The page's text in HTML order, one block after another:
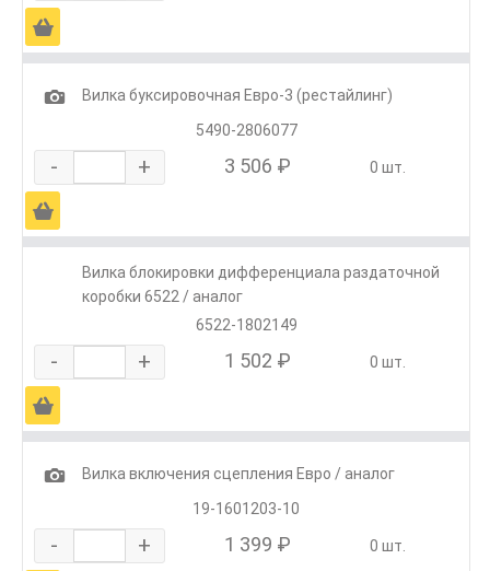
Ä
1
Вилка буксировочная Евро-3 (рестайлинг)
5490-2806077
- + 3 506 ₽ 0 шт.
Ä
Вилка блокировки дифференциала раздаточной
коробки 6522 / аналог
6522-1802149
- + 1 502 ₽ 0 шт.
Ä
1
Вилка включения сцепления Евро / аналог
19-1601203-10
- + 1 399 ₽ 0 шт.